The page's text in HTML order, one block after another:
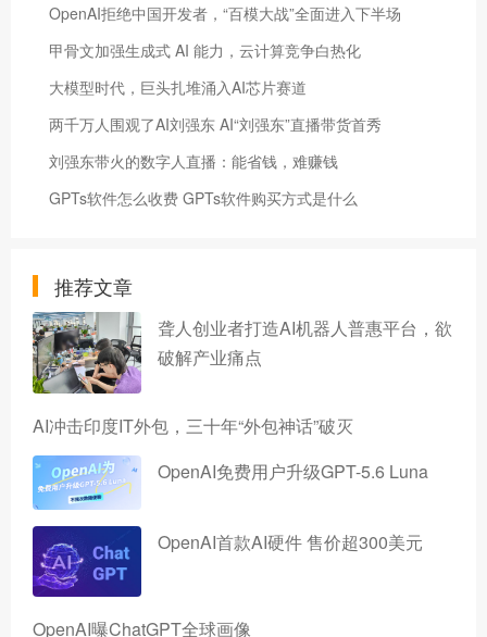
OpenAI拒绝中国开发者，“百模大战”全面进入下半场
甲骨文加强生成式 AI 能力，云计算竞争白热化
大模型时代，巨头扎堆涌入AI芯片赛道
两千万人围观了AI刘强东 AI“刘强东”直播带货首秀
刘强东带火的数字人直播：能省钱，难赚钱
GPTs软件怎么收费 GPTs软件购买方式是什么
推荐文章
聋人创业者打造AI机器人普惠平台，欲
破解产业痛点
AI冲击印度IT外包，三十年“外包神话”破灭
OpenAI免费用户升级GPT-5.6 Luna
OpenAI首款AI硬件 售价超300美元
OpenAI曝ChatGPT全球画像